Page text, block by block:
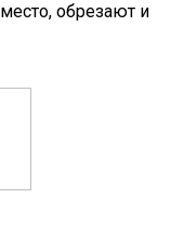
обрезают и